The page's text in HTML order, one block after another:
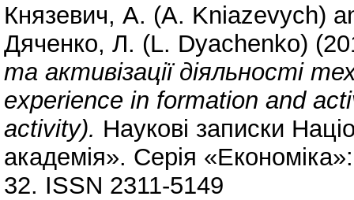
Князевич, А. (А. Kniazevych)
Дяченко, Л. (L. Dyachenko)
та активізації діяльності
experience in formation and
activity). Наукові записки
академія». Серія
32. ISSN 2311-5149